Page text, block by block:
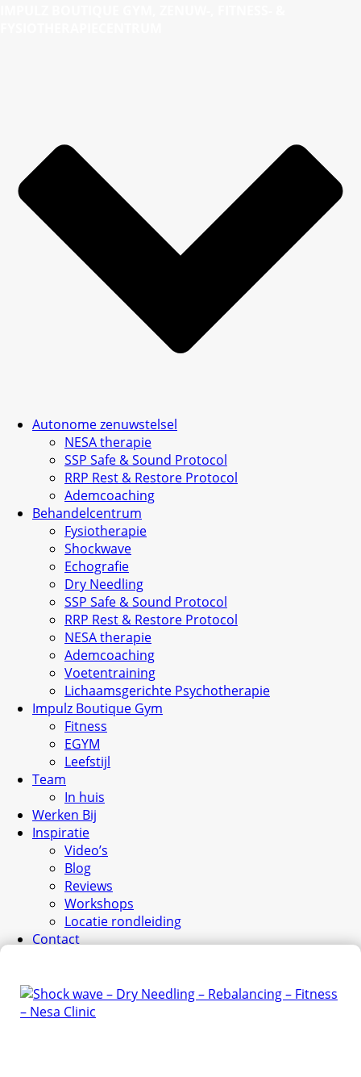
Autonome zenuwstelsel
NESA therapie
SSP Safe & Sound Protocol
RRP Rest & Restore Protocol
Ademcoaching
Behandelcentrum
Fysiotherapie
Shockwave
Echografie
Dry Needling
SSP Safe & Sound Protocol
RRP Rest & Restore Protocol
NESA therapie
Ademcoaching
Voetentraining
Lichaamsgerichte Psychotherapie
Impulz Boutique Gym
Fitness
EGYM
Leefstijl
Team
In huis
Werken Bij
Inspiratie
Video’s
Blog
Reviews
Workshops
Locatie rondleiding
Contact